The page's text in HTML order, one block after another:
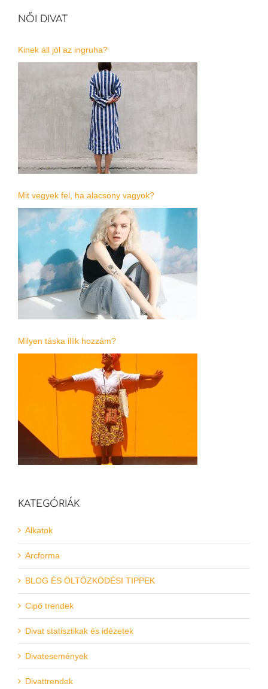
NŐI DIVAT
Kinek áll jól az ingruha?
Mit vegyek fel, ha alacsony vagyok?
Milyen táska illik hozzám?
KATEGÓRIÁK
Alkatok
Arcforma
BLOG ÉS ÖLTÖZKÖDÉSI TIPPEK
Cipő trendek
Divat statisztikak és idézetek
Divatesemények
Divattrendek